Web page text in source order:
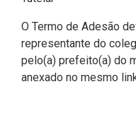
O Termo de Adesão
representante do
pelo(a) prefeito(a) do
anexado no mesmo